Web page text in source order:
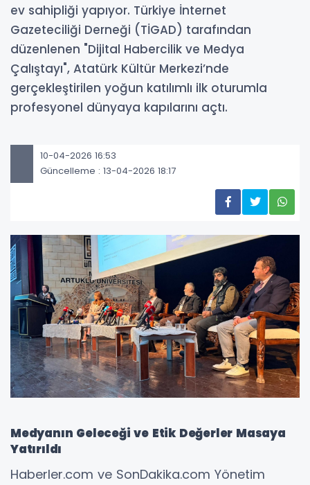
ev sahipliği yapıyor. Türkiye İnternet
Gazeteciliği Derneği (TİGAD) tarafından
düzenlenen "Dijital Habercilik ve Medya
Çalıştayı", Atatürk Kültür Merkezi’nde
gerçekleştirilen yoğun katılımlı ilk oturumla
profesyonel dünyaya kapılarını açtı.
10-04-2026 16:53
Güncelleme : 13-04-2026 18:17
Medyanın Geleceği ve Etik Değerler Masaya
Yatırıldı
​Haberler.com ve SonDakika.com Yönetim